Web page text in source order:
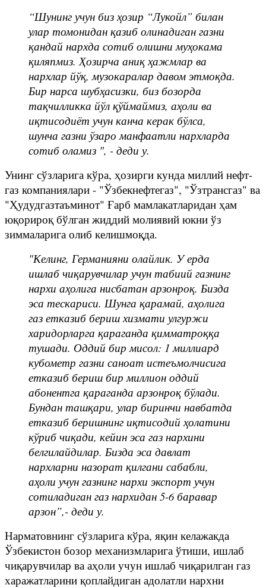
“Шунинг учун биз ҳозир “Лукойл” билан
улар томонидан қазиб олинадиган газни
қандай нархда сотиб олишни муҳокама
қиляпмиз. Ҳозирча аниқ ҳажмлар ва
нархлар йўқ, музокаралар давом этмоқда.
Бир нарса шубҳасизки, биз бозорда
тақчилликка йўл қўймаймиз, аҳоли ва
иқтисодиёт учун канча керак бўлса,
шунча газни ўзаро манфаатли нархларда
сотиб оламиз ", - деди у.
Унинг сўзларига кўра, ҳозирги кунда миллий нефт-
газ компаниялари - "Ўзбекнефтегаз", "Ўзтрансгаз" ва
"Ҳудудгазтаъминот" Ғарб мамлакатларидан ҳам
юқорироқ бўлган жиддий молиявий юкни ўз
зиммаларига олиб келишмоқда.
"Келинг, Германияни олайлик. У ерда
ишлаб чиқарувчилар учун табиий газнинг
нархи аҳолига нисбатан арзонроқ. Бизда
эса тескариси. Шунга қарамай, аҳолига
газ етказиб бериш хизмати улгуржи
харидорларга қараганда қимматроққа
тушади. Оддий бир мисол: 1 миллиард
кубометр газни саноат истеъмолчисига
етказиб бериш бир миллион оддий
абонентга қараганда арзонроқ бўлади.
Бундан ташқари, улар биринчи навбатда
етказиб беришнинг иқтисодий ҳолатини
кўриб чиқади, кейин эса газ нархини
белгилайдилар. Бизда эса давлат
нархларни назорат қилгани сабабли,
аҳоли учун газнинг нархи экспорт учун
сотиладиган газ нархидан 5-6 баравар
арзон”,- деди у.
Нарматовнинг сўзларига кўра, яқин келажакда
Ўзбекистон бозор механизмларига ўтиши, ишлаб
чиқарувчилар ва аҳоли учун ишлаб чиқарилган газ
харажатларини қоплайдиган адолатли нархни